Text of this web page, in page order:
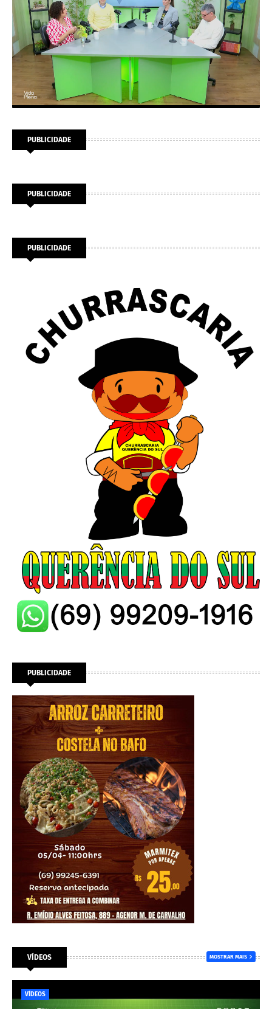
PUBLICIDADE
PUBLICIDADE
PUBLICIDADE
PUBLICIDADE
VÍDEOS MOSTRAR MAIS
VÍDEOS